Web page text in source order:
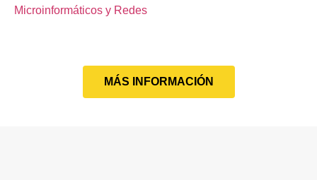
Microinformáticos y Redes
MÁS INFORMACIÓN